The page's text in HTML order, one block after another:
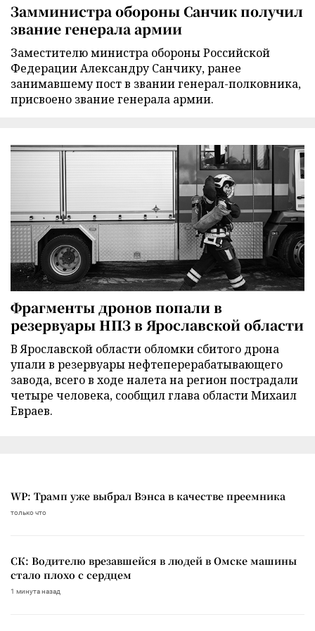
Замминистра обороны Санчик получил
звание генерала армии
Заместителю министра обороны Российской
Федерации Александру Санчику, ранее
занимавшему пост в звании генерал-полковника,
присвоено звание генерала армии.
Фрагменты дронов попали в
резервуары НПЗ в Ярославской области
В Ярославской области обломки сбитого дрона
упали в резервуары нефтеперерабатывающего
завода, всего в ходе налета на регион пострадали
четыре человека, сообщил глава области Михаил
Евраев.
WP: Трамп уже выбрал Вэнса в качестве преемника
только что
СК: Водителю врезавшейся в людей в Омске машины
стало плохо с сердцем
1 минута назад